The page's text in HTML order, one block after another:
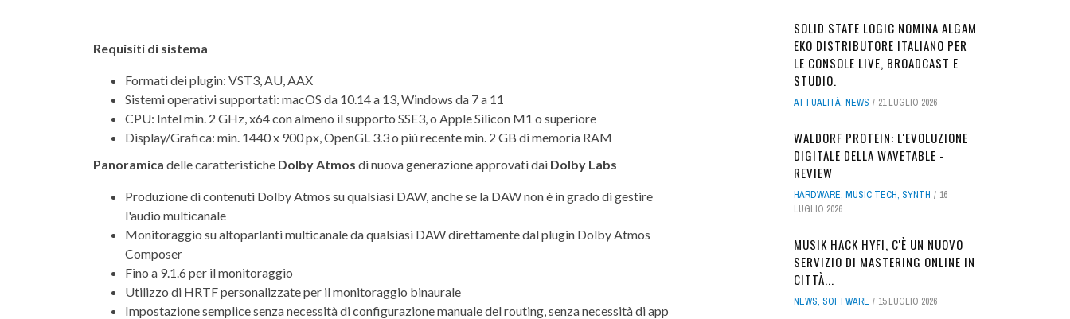
Requisiti di sistema
Formati dei plugin: VST3, AU, AAX
Sistemi operativi supportati: macOS da 10.14 a 13, Windows da 7 a 11
CPU: Intel min. 2 GHz, x64 con almeno il supporto SSE3, o Apple Silicon M1 o superiore
Display/Grafica: min. 1440 x 900 px, OpenGL 3.3 o più recente min. 2 GB di memoria RAM
Panoramica delle caratteristiche Dolby Atmos di nuova generazione approvati dai Dolby Labs
Produzione di contenuti Dolby Atmos su qualsiasi DAW, anche se la DAW non è in grado di gestire
l'audio multicanale
Monitoraggio su altoparlanti multicanale da qualsiasi DAW direttamente dal plugin Dolby Atmos
Composer
Fino a 9.1.6 per il monitoraggio
Utilizzo di HRTF personalizzate per il monitoraggio binaurale
Impostazione semplice senza necessità di configurazione manuale del routing, senza necessità di app
SOLID STATE LOGIC NOMINA ALGAM
EKO DISTRIBUTORE ITALIANO PER
LE CONSOLE LIVE, BROADCAST E
STUDIO.
ATTUALITÀ, NEWS 21 LUGLIO 2026
WALDORF PROTEIN: L'EVOLUZIONE
DIGITALE DELLA WAVETABLE -
REVIEW
HARDWARE, MUSIC TECH, SYNTH
16
LUGLIO 2026
MUSIK HACK HYFI, C'È UN NUOVO
SERVIZIO DI MASTERING ONLINE IN
CITTÀ...
NEWS, SOFTWARE 15 LUGLIO 2026